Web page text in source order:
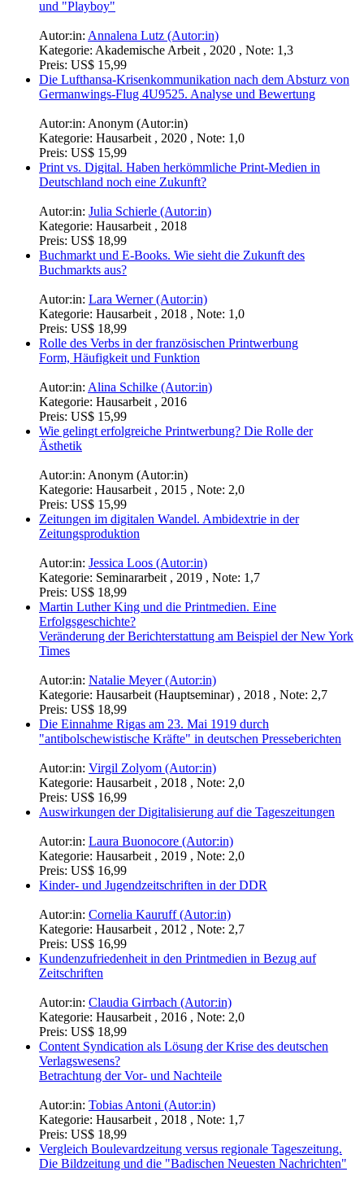
und "Playboy"
Autor:in: Annalena Lutz (Autor:in)
Kategorie: Akademische Arbeit , 2020 , Note: 1,3
Preis: US$ 15,99
Die Lufthansa-Krisenkommunikation nach dem Absturz von
Germanwings-Flug 4U9525. Analyse und Bewertung
Autor:in: Anonym (Autor:in)
Kategorie: Hausarbeit , 2020 , Note: 1,0
Preis: US$ 15,99
Print vs. Digital. Haben herkömmliche Print-Medien in
Deutschland noch eine Zukunft?
Autor:in: Julia Schierle (Autor:in)
Kategorie: Hausarbeit , 2018
Preis: US$ 18,99
Buchmarkt und E-Books. Wie sieht die Zukunft des
Buchmarkts aus?
Autor:in: Lara Werner (Autor:in)
Kategorie: Hausarbeit , 2018 , Note: 1,0
Preis: US$ 18,99
Rolle des Verbs in der französischen Printwerbung
Form, Häufigkeit und Funktion
Autor:in: Alina Schilke (Autor:in)
Kategorie: Hausarbeit , 2016
Preis: US$ 15,99
Wie gelingt erfolgreiche Printwerbung? Die Rolle der
Ästhetik
Autor:in: Anonym (Autor:in)
Kategorie: Hausarbeit , 2015 , Note: 2,0
Preis: US$ 15,99
Zeitungen im digitalen Wandel. Ambidextrie in der
Zeitungsproduktion
Autor:in: Jessica Loos (Autor:in)
Kategorie: Seminararbeit , 2019 , Note: 1,7
Preis: US$ 18,99
Martin Luther King und die Printmedien. Eine
Erfolgsgeschichte?
Veränderung der Berichterstattung am Beispiel der New York
Times
Autor:in: Natalie Meyer (Autor:in)
Kategorie: Hausarbeit (Hauptseminar) , 2018 , Note: 2,7
Preis: US$ 18,99
Die Einnahme Rigas am 23. Mai 1919 durch
"antibolschewistische Kräfte" in deutschen Presseberichten
Autor:in: Virgil Zolyom (Autor:in)
Kategorie: Hausarbeit , 2018 , Note: 2,0
Preis: US$ 16,99
Auswirkungen der Digitalisierung auf die Tageszeitungen
Autor:in: Laura Buonocore (Autor:in)
Kategorie: Hausarbeit , 2019 , Note: 2,0
Preis: US$ 16,99
Kinder- und Jugendzeitschriften in der DDR
Autor:in: Cornelia Kauruff (Autor:in)
Kategorie: Hausarbeit , 2012 , Note: 2,7
Preis: US$ 16,99
Kundenzufriedenheit in den Printmedien in Bezug auf
Zeitschriften
Autor:in: Claudia Girrbach (Autor:in)
Kategorie: Hausarbeit , 2016 , Note: 2,0
Preis: US$ 18,99
Content Syndication als Lösung der Krise des deutschen
Verlagswesens?
Betrachtung der Vor- und Nachteile
Autor:in: Tobias Antoni (Autor:in)
Kategorie: Hausarbeit , 2018 , Note: 1,7
Preis: US$ 18,99
Vergleich Boulevardzeitung versus regionale Tageszeitung.
Die Bildzeitung und die "Badischen Neuesten Nachrichten"